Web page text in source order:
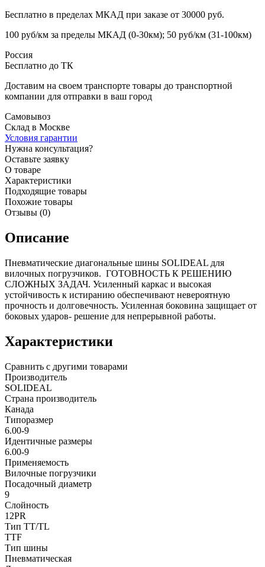
Бесплатно в пределах МКАД при заказе от 30000 руб.
100 руб/км за пределы МКАД (0-30км); 50 руб/км (31-100км)
Россия
Бесплатно до ТК
Доставим на своем транспорте товары до транспортной
компании для отправки в ваш город
Самовывоз
Склад в Москве
Условия гарантии
Нужна консультация?
Оставьте заявку
О товаре
Характеристики
Подходящие товары
Похожие товары
Отзывы (0)
Описание
Пневматические диагональные шины SOLIDEAL для
вилочных погрузчиков. ГОТОВНОСТЬ К РЕШЕНИЮ
СЛОЖНЫХ ЗАДАЧ. Усиленный каркас и высокая
устойчивость к истиранию обеспечивают невероятную
прочность и долговечность. Усиленная боковина защищает от
боковых ударов- решение для непрерывной работы.
Характеристики
Сравнить с другими товарами
Производитель
SOLIDEAL
Страна производитель
Канада
Типоразмер
6.00-9
Идентичные размеры
6.00-9
Применяемость
Вилочные погрузчики
Посадочный диаметр
9
Слойность
12PR
Тип TT/TL
TTF
Тип шины
Пневматическая